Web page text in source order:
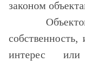
законом
Объектом
интерес